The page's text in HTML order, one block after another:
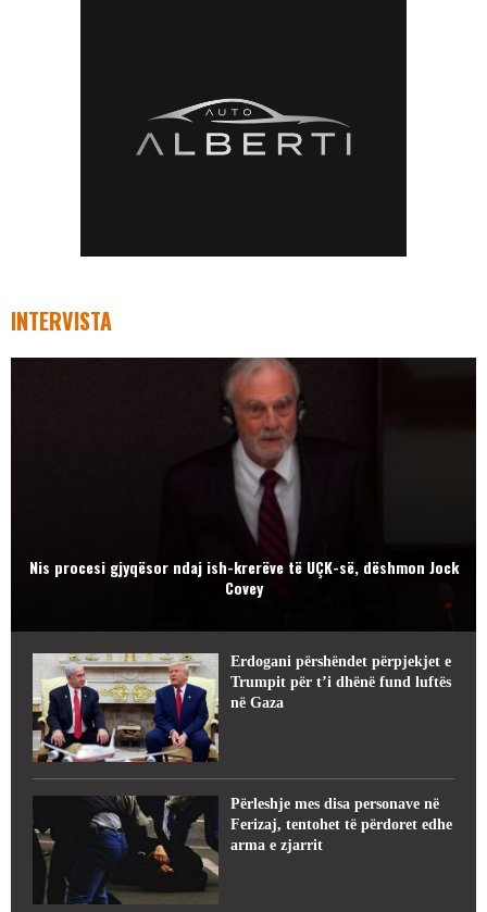
INTERVISTA
Nis procesi gjyqësor ndaj ish-krerëve të UÇK-së, dëshmon Jock
Covey
Erdogani përshëndet përpjekjet e
Trumpit për t’i dhënë fund luftës
në Gaza
Përleshje mes disa personave në
Ferizaj, tentohet të përdoret edhe
arma e zjarrit